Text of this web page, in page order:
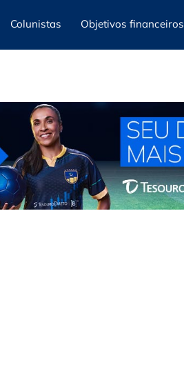
Colunistas Objetivos financeiros